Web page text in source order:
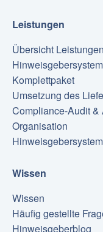
Leistungen
Übersicht Leistungen
Komplettpaket
Umsetzung des
Compliance-Audit
Organisation
Wissen
Wissen
Häufig gestellte
Hinweisgeberblog